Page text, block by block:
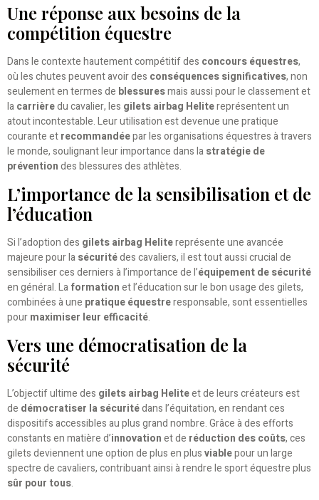
Une réponse aux besoins de la
compétition équestre
Dans le contexte hautement compétitif des concours équestres,
où les chutes peuvent avoir des conséquences significatives, non
seulement en termes de blessuresmais aussi pour le classement et
lacarrièredu cavalier, les gilets airbag Helitereprésentent un
atout incontestable. Leur utilisation est devenue une pratique
courante etrecommandéepar les organisations équestres à travers
le monde, soulignant leur importance dans lastratégie de
préventiondes blessures des athlètes.
L’importance de la sensibilisation et de
l’éducation
Si l’adoption des gilets airbag Helitereprésente une avancée
majeure pour lasécuritédes cavaliers, il est tout aussi crucial de
sensibiliser ces derniers à l’importance de l’équipement de sécurité
en général. Laformationet l’éducation sur le bon usage des gilets,
combinées à une pratique équestreresponsable, sont essentielles
pourmaximiser leur efficacité.
Vers une démocratisation de la
sécurité
L’objectif ultime des gilets airbag Heliteet de leurs créateurs est
de démocratiser la sécuritédans l’équitation, en rendant ces
dispositifs accessibles au plus grand nombre. Grâce à des efforts
constants en matière d’innovationet de réduction des coûts, ces
gilets deviennent une option de plus en plusviablepour un large
spectre de cavaliers, contribuant ainsi à rendre le sport équestre plus
sûr pour tous.